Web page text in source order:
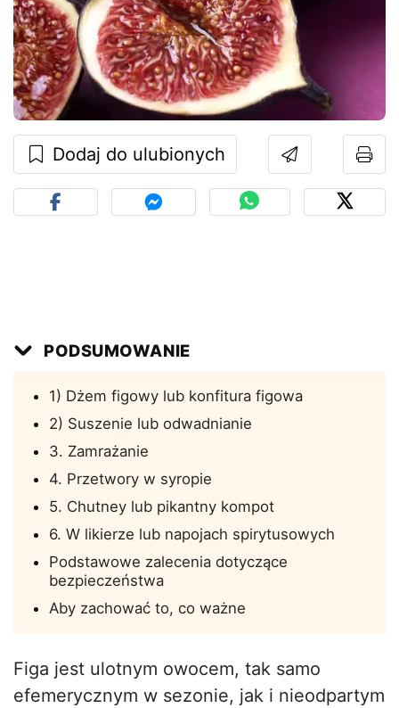
Dodaj do ulubionych
PODSUMOWANIE
1) Dżem figowy lub konfitura figowa
2) Suszenie lub odwadnianie
3. Zamrażanie
4. Przetwory w syropie
5. Chutney lub pikantny kompot
6. W likierze lub napojach spirytusowych
Podstawowe zalecenia dotyczące
bezpieczeństwa
Aby zachować to, co ważne
Figa jest ulotnym owocem, tak samo
efemerycznym w sezonie, jak i nieodpartym